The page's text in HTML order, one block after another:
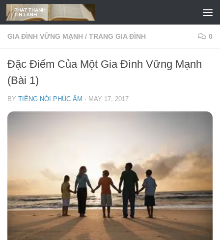
Skip to content
GIA ĐÌNH VỮNG MẠNH / TRANG GIA ĐÌNH 0
Đặc Điểm Của Một Gia Đình Vững Mạnh
(Bài 1)
BY TIẾNG NÓI PHÚC ÂM · MAY 17, 2017